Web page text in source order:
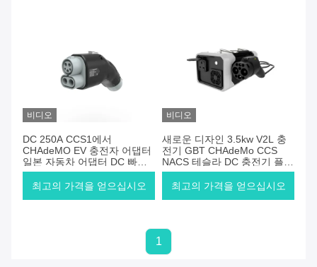
비디오
DC 250A CCS1에서
CHAdeMO EV 충전자 어댑터
일본 자동차 어댑터 DC 빠른
CCS1 충전소 1000V 충전자
최고의 가격을 얻으십시오
비디오
새로운 디자인 3.5kw V2L 충
전기 GBT CHAdeMo CCS
NACS 테슬라 DC 충전기 플러
그 V2L 차량용 휴대용 충전기
최고의 가격을 얻으십시오
1